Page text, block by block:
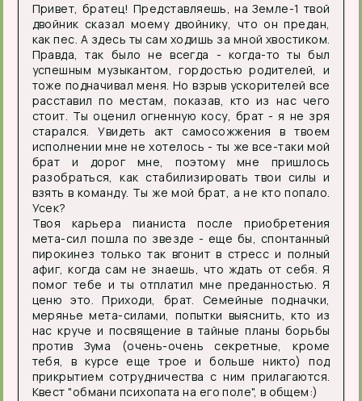
Привет, братец! Представляешь, на Земле-1 твой
двойник сказал моему двойнику, что он предан,
как пес. А здесь ты сам ходишь за мной хвостиком.
Правда, так было не всегда - когда-то ты был
успешным музыкантом, гордостью родителей, и
тоже подначивал меня. Но взрыв ускорителей все
расставил по местам, показав, кто из нас чего
стоит. Ты оценил огненную косу, брат - я не зря
старался. Увидеть акт самосожжения в твоем
исполнении мне не хотелось - ты же все-таки мой
брат и дорог мне, поэтому мне пришлось
разобраться, как стабилизировать твои силы и
взять в команду. Ты же мой брат, а не кто попало.
Усек?
Твоя карьера пианиста после приобретения
мета-сил пошла по звезде - еще бы, спонтанный
пирокинез только так вгонит в стресс и полный
афиг, когда сам не знаешь, что ждать от себя. Я
помог тебе и ты отплатил мне преданностью. Я
ценю это. Приходи, брат. Семейные подначки,
мерянье мета-силами, попытки выяснить, кто из
нас круче и посвящение в тайные планы борьбы
против Зума (очень-очень секретные, кроме
тебя, в курсе еще трое и больше никто) под
прикрытием сотрудничества с ним прилагаются.
Квест "обмани психопата на его поле", в общем:)